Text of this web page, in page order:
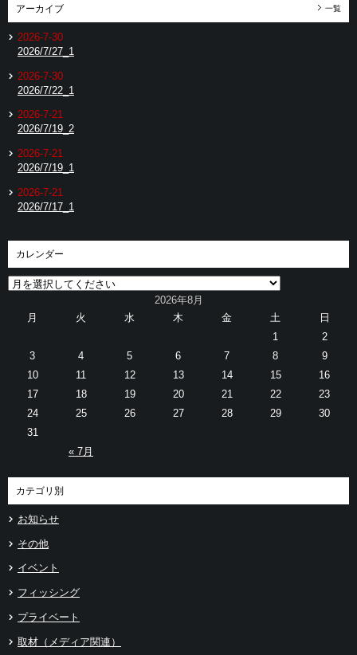
アーカイブ 一覧
2026-7-30
2026/7/27_1
2026-7-30
2026/7/22_1
2026-7-21
2026/7/19_2
2026-7-21
2026/7/19_1
2026-7-21
2026/7/17_1
カレンダー
2026年8月
月
火 水 木 金 土 日
« 7月
1
2
3
4 5 6 7 8
9
10
11 12 13 14 15
16
17
18 19 20 21 22
23
24
25 26 27 28 29
30
31
カテゴリ別
お知らせ
その他
イベント
フィッシング
プライベート
取材（メディア関連）